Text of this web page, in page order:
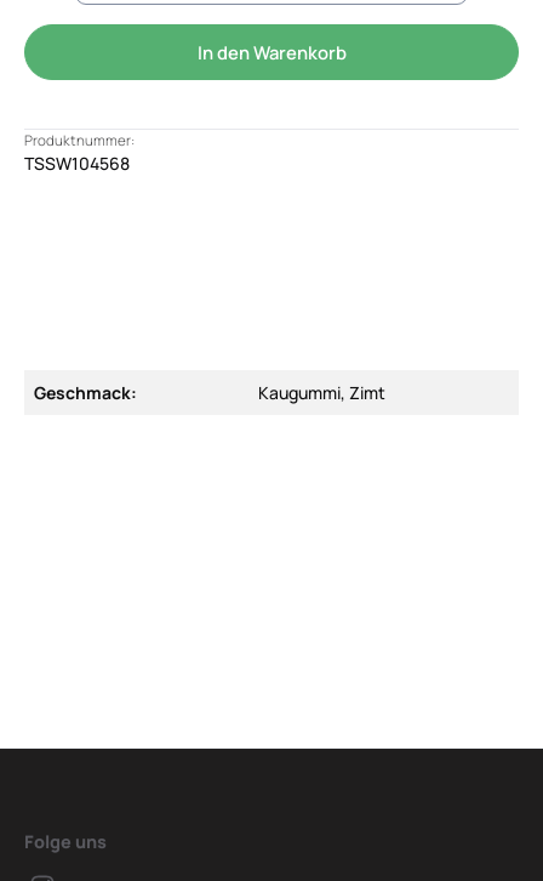
In den Warenkorb
Produktnummer:
TSSW104568
Geschmack: Kaugummi, Zimt
Folge uns